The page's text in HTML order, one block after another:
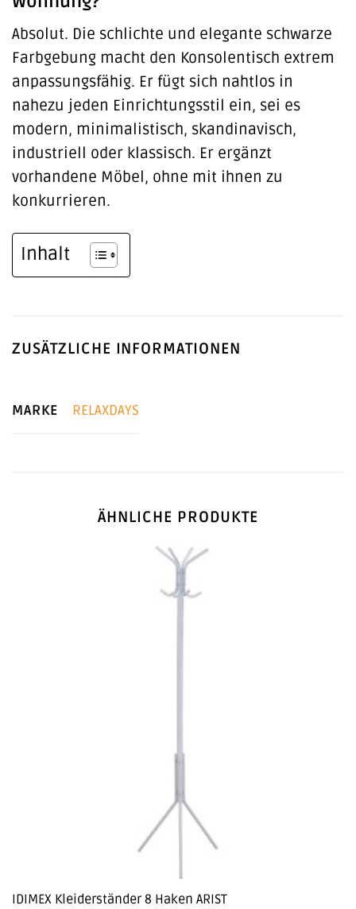
Absolut. Die schlichte und elegante schwarze
Farbgebung macht den Konsolentisch extrem
anpassungsfähig. Er fügt sich nahtlos in
nahezu jeden Einrichtungsstil ein, sei es
modern, minimalistisch, skandinavisch,
industriell oder klassisch. Er ergänzt
vorhandene Möbel, ohne mit ihnen zu
konkurrieren.
Inhalt
ZUSÄTZLICHE INFORMATIONEN
MARKE RELAXDAYS
ÄHNLICHE PRODUKTE
IDIMEX Kleiderständer 8 Haken ARIST